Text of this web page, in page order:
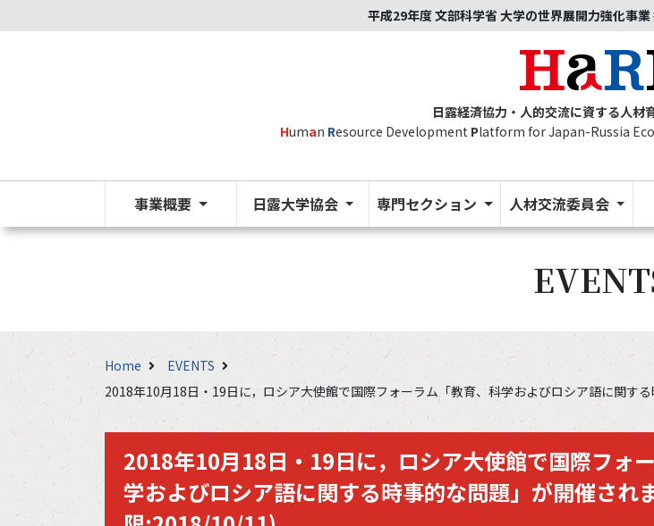
平成29年度 文部科学省 大学の世界展開力強化事
日露経済協力・人的交流に資する人材
Human Resource Development Platform for Japan-Russia
事業概要 日露大学協会 専門セクション 人材交流委員会
Home
EVENTS
2018年10月18日・19日に，ロシア大使館で国際フォーラム「教育、科学およびロシア語に関す
2018年10月18日・19日に，ロシア大使館で国際フォ
学およびロシア語に関する時事的な問題」が開催され